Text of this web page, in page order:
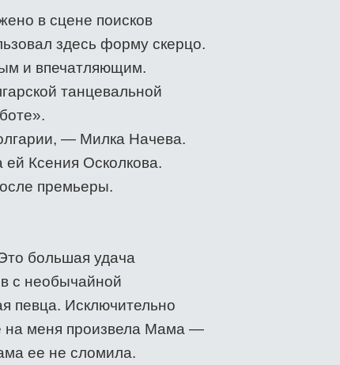
в сцене поисков
здесь форму скерцо.
и впечатляющим.
танцевальной
— Милка Начева.
ей Ксения Осколкова.
премьеры.
большая удача
с необычайной
певца. Исключительно
на меня произвела Мама —
ее не сломила.